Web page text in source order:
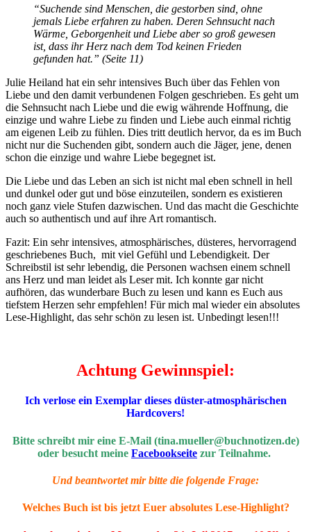
“Suchende sind Menschen, die gestorben sind, ohne
jemals Liebe erfahren zu haben. Deren Sehnsucht nach
Wärme, Geborgenheit und Liebe aber so groß gewesen
ist, dass ihr Herz nach dem Tod keinen Frieden
gefunden hat.” (Seite 11)
Julie Heiland hat ein sehr intensives Buch über das Fehlen von
Liebe und den damit verbundenen Folgen geschrieben. Es geht um
die Sehnsucht nach Liebe und die ewig währende Hoffnung, die
einzige und wahre Liebe zu finden und Liebe auch einmal richtig
am eigenen Leib zu fühlen. Dies tritt deutlich hervor, da es im Buch
nicht nur die Suchenden gibt, sondern auch die Jäger, jene, denen
schon die einzige und wahre Liebe begegnet ist.
Die Liebe und das Leben an sich ist nicht mal eben schnell in hell
und dunkel oder gut und böse einzuteilen, sondern es existieren
noch ganz viele Stufen dazwischen. Und das macht die Geschichte
auch so authentisch und auf ihre Art romantisch.
Fazit: Ein sehr intensives, atmosphärisches, düsteres, hervorragend
geschriebenes Buch, mit viel Gefühl und Lebendigkeit. Der
Schreibstil ist sehr lebendig, die Personen wachsen einem schnell
ans Herz und man leidet als Leser mit. Ich konnte gar nicht
aufhören, das wunderbare Buch zu lesen und kann es Euch aus
tiefstem Herzen sehr empfehlen! Für mich mal wieder ein absolutes
Lese-Highlight, das sehr schön zu lesen ist. Unbedingt lesen!!!
Achtung Gewinnspiel:
Ich verlose ein Exemplar dieses düster-atmosphärischen
Hardcovers!
Bitte schreibt mir eine E-Mail (tina.mueller@buchnotizen.de)
oder besucht meine Facebookseite zur Teilnahme.
Und beantwortet mir bitte die folgende Frage:
Welches Buch ist bis jetzt Euer absolutes Lese-Highlight?